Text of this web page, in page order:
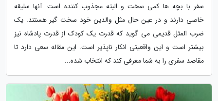
سفر با بچه ها کمی سخت و البته مجذوب کننده است. آنها سلیقه
خاصی دارند و در عین حال مثل والدین خود سخت گیر هستند. یک
ضرب المثل قدیمی می گوید که قدرت یک کودک از قدرت پادشاه نیز
بیشتر است و این واقعیتی انکار ناپذیر است. این مقاله سعی دارد تا
مقاصد سفری را به شما معرفی کند که انتخاب شده...